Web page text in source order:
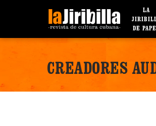
LA
DE
CREADORES